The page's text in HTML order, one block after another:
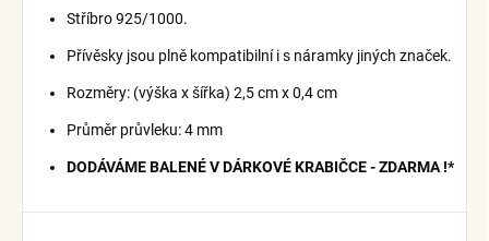
Stříbro 925/1000.
Přívěsky jsou plně kompatibilní i s náramky jiných značek.
Rozměry: (výška x šířka) 2,5 cm x 0,4 cm
Průměr průvleku: 4 mm
DODÁVÁME BALENÉ V DÁRKOVÉ KRABIČCE - ZDARMA !*